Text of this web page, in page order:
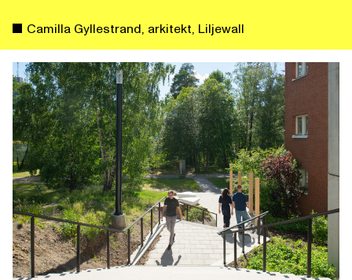
Camilla Gyllestrand, arkitekt, Liljewall